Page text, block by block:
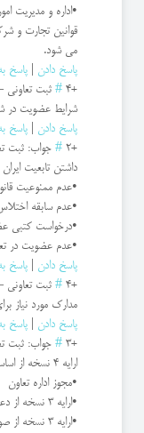
•اداره و مدیریت
قوانین تجارت و
می شود.
پاسخ دادن
پاسخ
+4
# ثبت تعاونی
شرایط عضویت در
پاسخ دادن
پاسخ
+2
# جواب: ثبت
داشتن تابعیت ایران
•عدم ممنوعیت
•عدم سابقه
•درخواست کتبی
•عدم عضویت در
پاسخ دادن
پاسخ
+4
# ثبت تعاونی
مدارک مورد نیاز
پاسخ دادن
پاسخ
+3
# جواب: ثبت
ارایه 4 نسخه از اساسنامه تصویب شده در اولین مجمع عمومی عادی
•مجوز اداره تعاون
•ارایه 3 نسخه از دعوت‌نامه تشکیل اولین مجمع عمومی عادی
•ارایه 3